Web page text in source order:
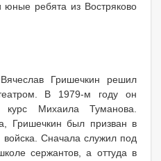
юные ребята из Востряково
Гришечкин решил
В 1979-м году он
Михаила Туманова.
Гришечкин был призван в
Сначала служил под
сержантов, а оттуда в